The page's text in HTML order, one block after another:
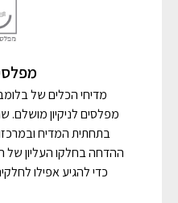
מדיחי הכלים של
מפלסים לניקיון מושלם.
בתחתית המדיח
ההדחה בחלקו העליון של
כדי להגיע אפילו